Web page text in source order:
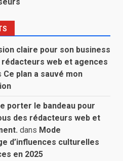
claire pour son business
web et agences
Ce plan a sauvé mon
porter le bandeau pour
des rédacteurs web et
dans Mode
d’influences culturelles
en 2025